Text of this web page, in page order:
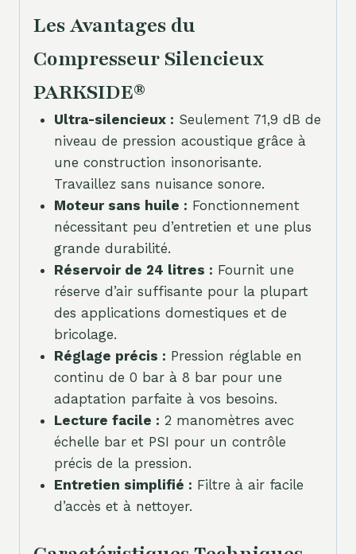
Les Avantages du
Compresseur Silencieux
PARKSIDE®
Ultra-silencieux : Seulement 71,9 dB de
niveau de pression acoustique grâce à
une construction insonorisante.
Travaillez sans nuisance sonore.
Moteur sans huile : Fonctionnement
nécessitant peu d’entretien et une plus
grande durabilité.
Réservoir de 24 litres : Fournit une
réserve d’air suffisante pour la plupart
des applications domestiques et de
bricolage.
Réglage précis : Pression réglable en
continu de 0 bar à 8 bar pour une
adaptation parfaite à vos besoins.
Lecture facile : 2 manomètres avec
échelle bar et PSI pour un contrôle
précis de la pression.
Entretien simplifié : Filtre à air facile
d’accès et à nettoyer.